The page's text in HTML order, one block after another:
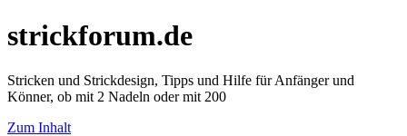
strickforum.de
Stricken und Strickdesign, Tipps und Hilfe für Anfänger und
Könner, ob mit 2 Nadeln oder mit 200
Zum Inhalt